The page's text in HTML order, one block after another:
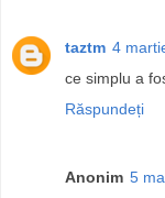
taztm 4
ce simplu a
Răspundeți
Anonim 5